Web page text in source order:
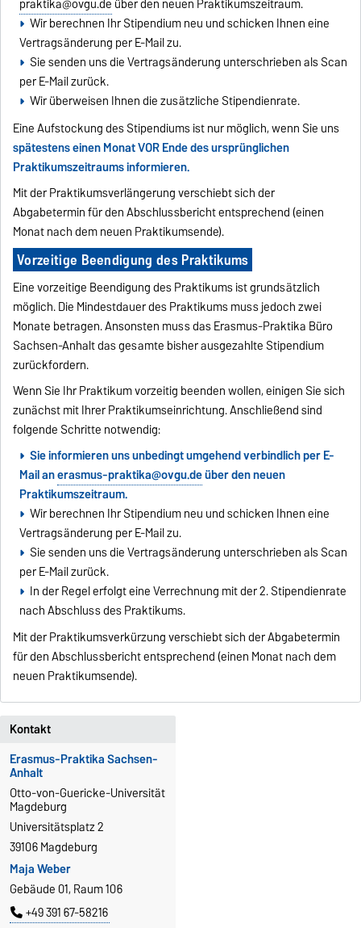
praktika@ovgu.de über den neuen Praktikumszeitraum.
Wir berechnen Ihr Stipendium neu und schicken Ihnen eine
Vertragsänderung per E-Mail zu.
Sie senden uns die Vertragsänderung unterschrieben als Scan
per E-Mail zurück.
Wir überweisen Ihnen die zusätzliche Stipendienrate.
Eine Aufstockung des Stipendiums ist nur möglich, wenn Sie uns
spätestens einen Monat VOR Ende des ursprünglichen
Praktikumszeitraums informieren.
Mit der Praktikumsverlängerung verschiebt sich der
Abgabetermin für den Abschlussbericht entsprechend (einen
Monat nach dem neuen Praktikumsende).
Vorzeitige Beendigung des Praktikums
Eine vorzeitige Beendigung des Praktikums ist grundsätzlich
möglich. Die Mindestdauer des Praktikums muss jedoch zwei
Monate betragen. Ansonsten muss das Erasmus-Praktika Büro
Sachsen-Anhalt das gesamte bisher ausgezahlte Stipendium
zurückfordern.
Wenn Sie Ihr Praktikum vorzeitig beenden wollen, einigen Sie sich
zunächst mit Ihrer Praktikumseinrichtung. Anschließend sind
folgende Schritte notwendig:
Sie informieren uns unbedingt umgehend verbindlich per E-
Mail anerasmus-praktika@ovgu.deüber den neuen
Praktikumszeitraum.
Wir berechnen Ihr Stipendium neu und schicken Ihnen eine
Vertragsänderung per E-Mail zu.
Sie senden uns die Vertragsänderung unterschrieben als Scan
per E-Mail zurück.
In der Regel erfolgt eine Verrechnung mit der 2. Stipendienrate
nach Abschluss des Praktikums.
Mit der Praktikumsverkürzung verschiebt sich der Abgabetermin
für den Abschlussbericht entsprechend (einen Monat nach dem
neuen Praktikumsende).
Kontakt
Erasmus-Praktika Sachsen-
Anhalt
Otto-von-Guericke-Universität
Magdeburg
Universitätsplatz 2
39106 Magdeburg
Maja Weber
Gebäude 01, Raum 106
+49 391 67-58216